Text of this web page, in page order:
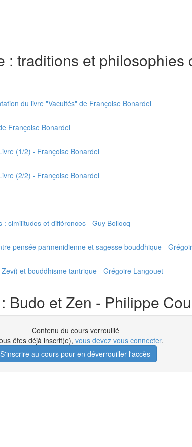
traditions et philosophies
du livre "Vacuités" de Françoise Bonardel
Françoise Bonardel
(1/2) - Françoise Bonardel
(2/2) - Françoise Bonardel
similitudes et différences - Guy Bellocq
pensée parmenidienne et sagesse bouddhique -
et bouddhisme tantrique - Grégoire Langouet
Budo et Zen - Philippe
Contenu du cours verrouillé
êtes déjà inscrit(e), vous devez vous connecter.
S'inscrire au cours pour en déverrouiller l'accès